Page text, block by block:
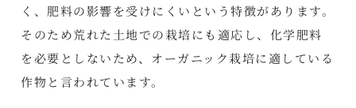
く、肥料の影響を受けにくいという特徴があります。
そのため荒れた土地での栽培にも適応し、化学肥料
を必要としないため、オーガニック栽培に適している
作物と言われています。